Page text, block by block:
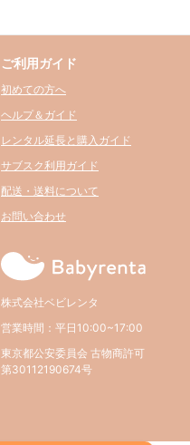
ご利用ガイド
初めての方へ
ヘルプ＆ガイド
レンタル延長と購入ガイド
サブスク利用ガイド
配送・送料について
お問い合わせ
株式会社ベビレンタ
営業時間：平日10:00~17:00
東京都公安委員会 古物商許可
第30112190674号